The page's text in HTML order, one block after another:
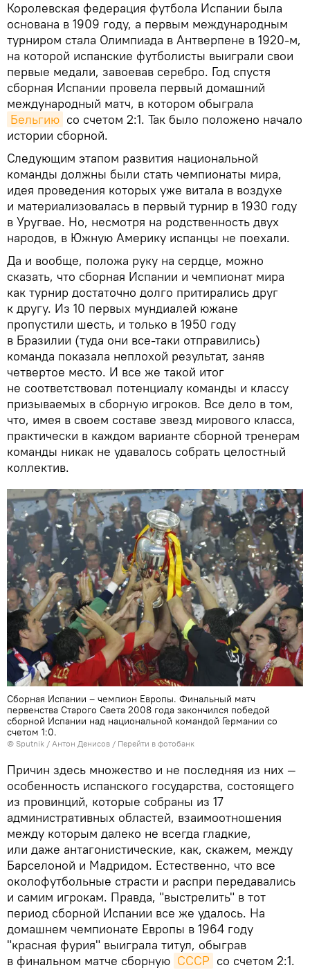
Королевская федерация футбола Испании была
основана в 1909 году, а первым международным
турниром стала Олимпиада в Антверпене в 1920-м,
на которой испанские футболисты выиграли свои
первые медали, завоевав серебро. Год спустя
сборная Испании провела первый домашний
международный матч, в котором обыграла
Бельгию со счетом 2:1. Так было положено начало
истории сборной.
Следующим этапом развития национальной
команды должны были стать чемпионаты мира,
идея проведения которых уже витала в воздухе
и материализовалась в первый турнир в 1930 году
в Уругвае. Но, несмотря на родственность двух
народов, в Южную Америку испанцы не поехали.
Да и вообще, положа руку на сердце, можно
сказать, что сборная Испании и чемпионат мира
как турнир достаточно долго притирались друг
к другу. Из 10 первых мундиалей южане
пропустили шесть, и только в 1950 году
в Бразилии (туда они все-таки отправились)
команда показала неплохой результат, заняв
четвертое место. И все же такой итог
не соответствовал потенциалу команды и классу
призываемых в сборную игроков. Все дело в том,
что, имея в своем составе звезд мирового класса,
практически в каждом варианте сборной тренерам
команды никак не удавалось собрать целостный
коллектив.
Сборная Испании – чемпион Европы. Финальный матч
первенства Старого Света 2008 года закончился победой
сборной Испании над национальной командой Германии со
счетом 1:0.
© Sputnik / Антон Денисов / Перейти в фотобанк
Причин здесь множество и не последняя из них —
особенность испанского государства, состоящего
из провинций, которые собраны из 17
административных областей, взаимоотношения
между которым далеко не всегда гладкие,
или даже антагонистические, как, скажем, между
Барселоной и Мадридом. Естественно, что все
околофутбольные страсти и распри передавались
и самим игрокам. Правда, "выстрелить" в тот
период сборной Испании все же удалось. На
домашнем чемпионате Европы в 1964 году
"красная фурия" выиграла титул, обыграв
в финальном матче сборную СССР со счетом 2:1.